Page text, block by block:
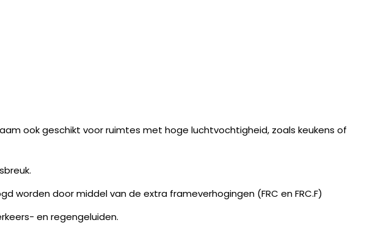
ook geschikt voor ruimtes met hoge luchtvochtigheid, zoals keukens of
worden door middel van de extra frameverhogingen (FRC en FRC.F)
en regengeluiden.